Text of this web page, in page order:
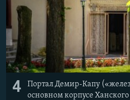
4
Портал Демир-Капу
основном корпусе